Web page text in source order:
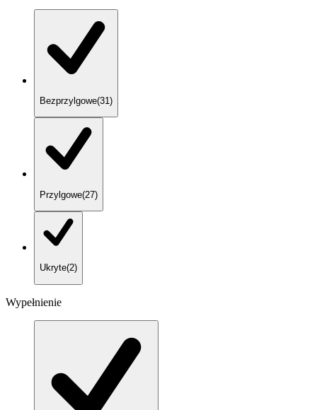
Bezprzylgowe(31 )
Przylgowe(27)
Ukryte(2)
Wypełnienie